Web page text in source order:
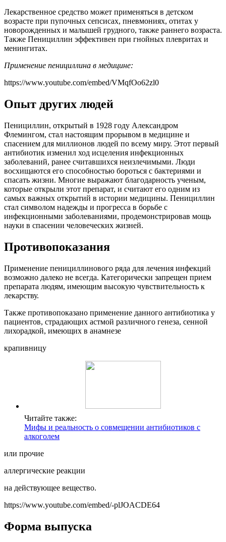
Лекарственное средство может применяться в детском
возрасте при пупочных сепсисах, пневмониях, отитах у
новорожденных и малышей грудного, также раннего возраста.
Также Пенициллин эффективен при гнойных плевритах и
менингитах.
Применение пенициллина в медицине:
https://www.youtube.com/embed/VMqfOo62zl0
Опыт других людей
Пенициллин, открытый в 1928 году Александром
Флемингом, стал настоящим прорывом в медицине и
спасением для миллионов людей по всему миру. Этот первый
антибиотик изменил ход исцеления инфекционных
заболеваний, ранее считавшихся неизлечимыми. Люди
восхищаются его способностью бороться с бактериями и
спасать жизни. Многие выражают благодарность ученым,
которые открыли этот препарат, и считают его одним из
самых важных открытий в истории медицины. Пенициллин
стал символом надежды и прогресса в борьбе с
инфекционными заболеваниями, продемонстрировав мощь
науки в спасении человеческих жизней.
Противопоказания
Применение пенициллинового ряда для лечения инфекций
возможно далеко не всегда. Категорически запрещен прием
препарата людям, имеющим высокую чувствительность к
лекарству.
Также противопоказано применение данного антибиотика у
пациентов, страдающих астмой различного генеза, сенной
лихорадкой, имеющих в анамнезе
крапивницу
Читайте также:
Мифы и реальность о совмещении антибиотиков с
алкоголем
или прочие
аллергические реакции
на действующее вещество.
https://www.youtube.com/embed/-plJOACDE64
Форма выпуска